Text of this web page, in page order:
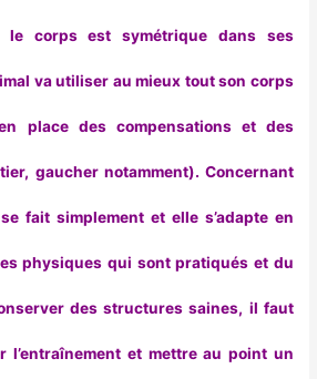
corps est symétrique dans ses
va utiliser au mieux tout son corps
place des compensations et des
gaucher notamment). Concernant
fait simplement et elle s’adapte en
physiques qui sont pratiqués et du
des structures saines, il faut
l’entraînement et mettre au point un